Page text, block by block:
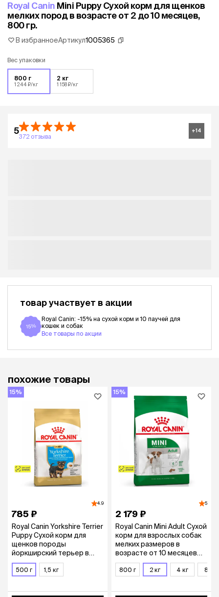
Royal Canin Mini Puppy Сухой корм для щенков
мелких пород в возрасте от 2 до 10 месяцев,
800 гр.
В избранноеАртикул1005365
Вес упаковки
800 г
1 244 ₽/кг
2 кг
1 158 ₽/кг
5
372 отзыва
+14
товар участвует в акции
15%
Royal Canin: -15% на сухой корм и 10 паучей для
кошек и собак
Все товары по акции
похожие товары
15%
4.9
785 ₽
Royal Canin Yorkshire Terrier
Puppy Сухой корм для
щенков породы
йоркширский терьер в
возрасте до 10 месяцев,
500 гр.
500 г 1,5 кг
15%
5
2 179 ₽
Royal Canin Mini Adult Сухой
корм для взрослых собак
мелких размеров в
возрасте от 10 месяцев
до 8 лет, 2 кг
800 г 2 кг 4 кг 8 кг